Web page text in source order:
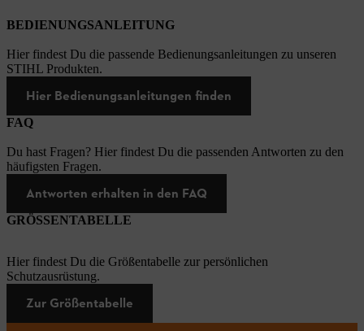
BEDIENUNGSANLEITUNG
Hier findest Du die passende Bedienungsanleitungen zu unseren
STIHL Produkten.
Hier Bedienungsanleitungen finden
FAQ
Du hast Fragen? Hier findest Du die passenden Antworten zu den
häufigsten Fragen.
Antworten erhalten in den FAQ
GRÖSSENTABELLE
Hier findest Du die Größentabelle zur persönlichen
Schutzausrüstung.
Zur Größentabelle